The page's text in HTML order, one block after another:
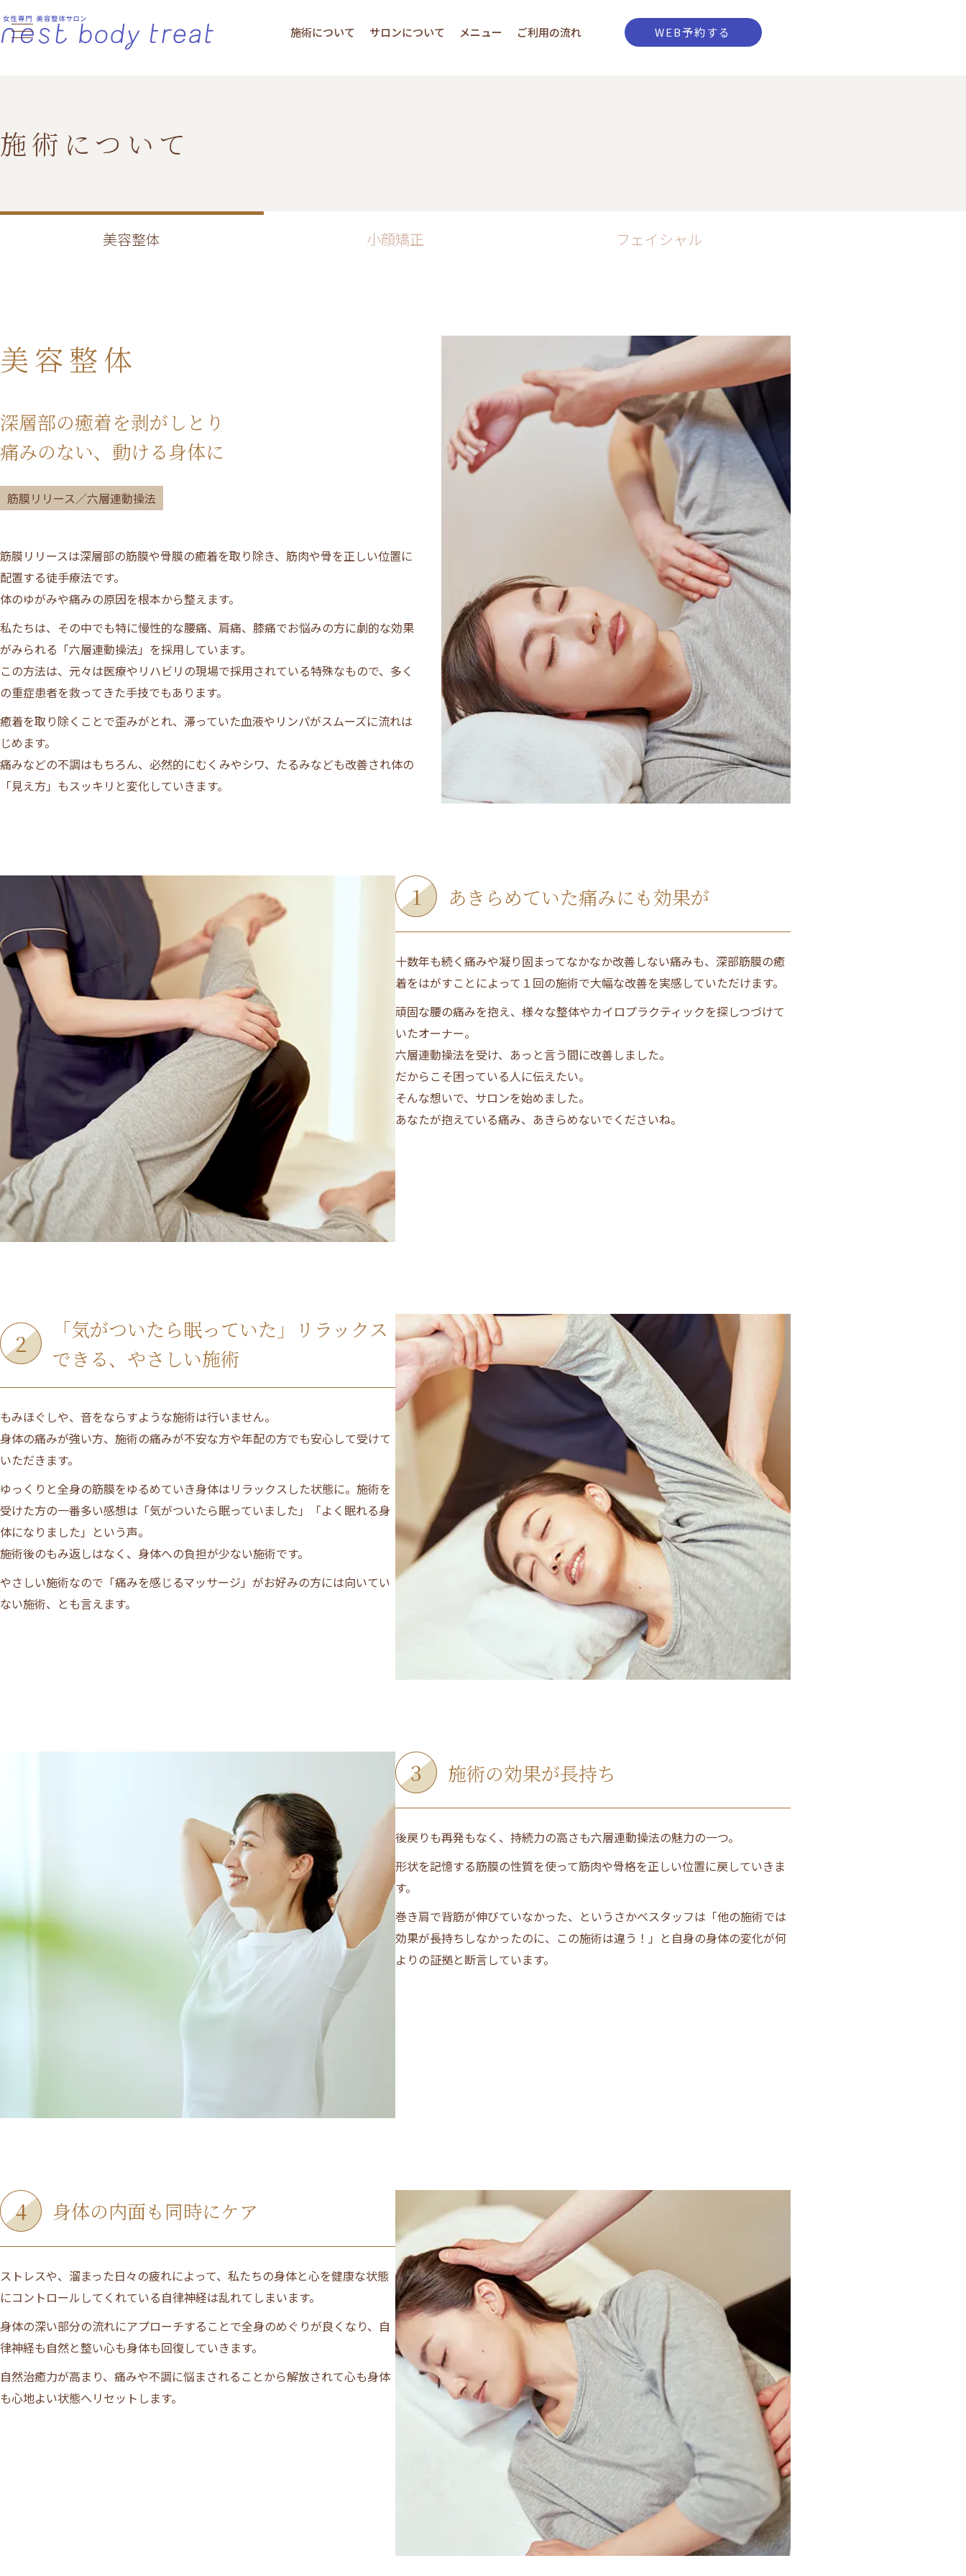
施術について サロンについて メニュー ご利用の流れ WEB予約する
施術について
メニュー
ご利用の流れ
トップページ
PRIVACY POLICY
WEB予約する
施術について
美容整体 小顔矯正 フェイシャル
美容整体
深層部の癒着を剥がしとり
痛みのない、動ける身体に
筋膜リリース／六層連動操法
筋膜リリースは深層部の筋膜や骨膜の癒着を取り除き、筋肉や骨を正しい位置に
配置する徒手療法です。
体のゆがみや痛みの原因を根本から整えます。
私たちは、その中でも特に慢性的な腰痛、肩痛、膝痛でお悩みの方に劇的な効果
がみられる「六層連動操法」を採用しています。
この方法は、元々は医療やリハビリの現場で採用されている特殊なもので、多く
の重症患者を救ってきた手技でもあります。
癒着を取り除くことで歪みがとれ、滞っていた血液やリンパがスムーズに流れは
じめます。
痛みなどの不調はもちろん、必然的にむくみやシワ、たるみなども改善され体の
「見え方」もスッキリと変化していきます。
1 あきらめていた痛みにも効果が
十数年も続く痛みや凝り固まってなかなか改善しない痛みも、深部筋膜の癒
着をはがすことによって１回の施術で大幅な改善を実感していただけます。
頑固な腰の痛みを抱え、様々な整体やカイロプラクティックを探しつづけて
いたオーナー。
六層連動操法を受け、あっと言う間に改善しました。
だからこそ困っている人に伝えたい。
そんな想いで、サロンを始めました。
あなたが抱えている痛み、あきらめないでくださいね。
2
「気がついたら眠っていた」リラックス
できる、やさしい施術
もみほぐしや、音をならすような施術は行いません。
身体の痛みが強い方、施術の痛みが不安な方や年配の方でも安心して受けて
いただきます。
ゆっくりと全身の筋膜をゆるめていき身体はリラックスした状態に。施術を
受けた方の一番多い感想は「気がついたら眠っていました」「よく眠れる身
体になりました」という声。
施術後のもみ返しはなく、身体への負担が少ない施術です。
やさしい施術なので「痛みを感じるマッサージ」がお好みの方には向いてい
ない施術、とも言えます。
3 施術の効果が長持ち
後戻りも再発もなく、持続力の高さも六層連動操法の魅力の一つ。
形状を記憶する筋膜の性質を使って筋肉や骨格を正しい位置に戻していきま
す。
巻き肩で背筋が伸びていなかった、というさかべスタッフは「他の施術では
効果が長持ちしなかったのに、この施術は違う！」と自身の身体の変化が何
よりの証拠と断言しています。
4 身体の内面も同時にケア
ストレスや、溜まった日々の疲れによって、私たちの身体と心を健康な状態
にコントロールしてくれている自律神経は乱れてしまいます。
身体の深い部分の流れにアプローチすることで全身のめぐりが良くなり、自
律神経も自然と整い心も身体も回復していきます。
自然治癒力が高まり、痛みや不調に悩まされることから解放されて心も身体
も心地よい状態へリセットします。